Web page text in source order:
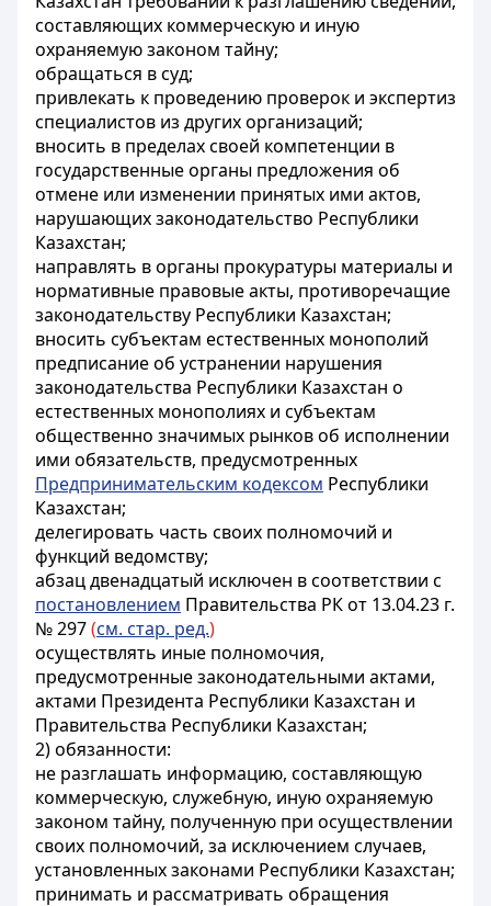
составляющих коммерческую и иную
охраняемую законом тайну;
обращаться в суд;
привлекать к проведению проверок и экспертиз
специалистов из других организаций;
вносить в пределах своей компетенции в
государственные органы предложения об
отмене или изменении принятых ими актов,
нарушающих законодательство Республики
Казахстан;
направлять в органы прокуратуры материалы и
нормативные правовые акты, противоречащие
законодательству Республики Казахстан;
вносить субъектам естественных монополий
предписание об устранении нарушения
законодательства Республики Казахстан о
естественных монополиях и субъектам
общественно значимых рынков об исполнении
ими обязательств, предусмотренных
Предпринимательским кодексом Республики
Казахстан;
делегировать часть своих полномочий и
функций ведомству;
абзац двенадцатый исключен в соответствии с
постановлением Правительства РК от 13.04.23 г.
№ 297(см. стар. ред.)
осуществлять иные полномочия,
предусмотренные законодательными актами,
актами Президента Республики Казахстан и
Правительства Республики Казахстан;
2) обязанности:
не разглашать информацию, составляющую
коммерческую, служебную, иную охраняемую
законом тайну, полученную при осуществлении
своих полномочий, за исключением случаев,
установленных законами Республики Казахстан;
принимать и рассматривать обращения